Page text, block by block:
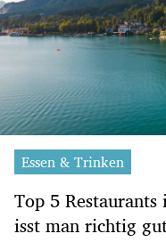
Essen & Trinken
Top 5
isst man richtig